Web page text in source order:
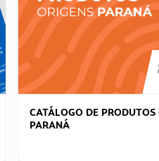
CATÁLOGO DE PRODUTOS
PARANÁ